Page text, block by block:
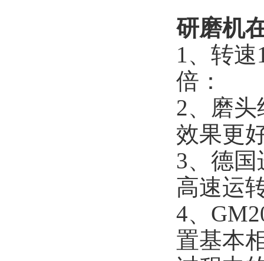
研磨机
1、转
倍：
2、磨
效果更
3、德
高速运
4、
置基本